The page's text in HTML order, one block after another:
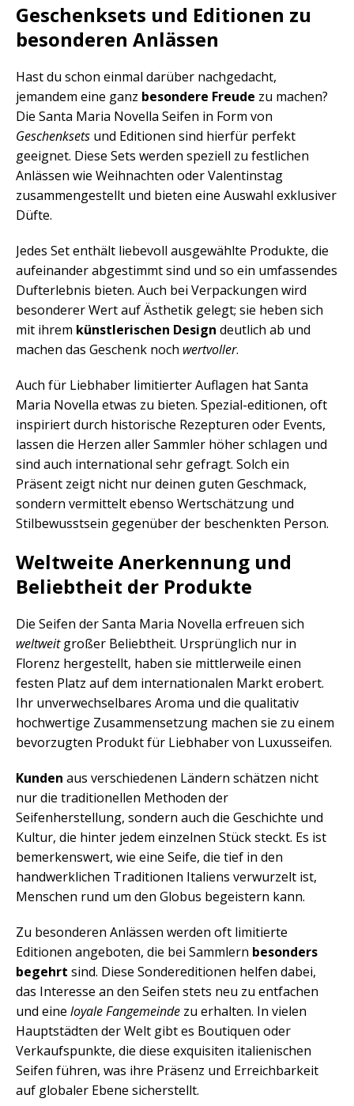
Geschenksets und Editionen zu
besonderen Anlässen
Hast du schon einmal darüber nachgedacht,
jemandem eine ganz besondere Freude zu machen?
Die Santa Maria Novella Seifen in Form von
Geschenksets und Editionen sind hierfür perfekt
geeignet. Diese Sets werden speziell zu festlichen
Anlässen wie Weihnachten oder Valentinstag
zusammengestellt und bieten eine Auswahl exklusiver
Düfte.
Jedes Set enthält liebevoll ausgewählte Produkte, die
aufeinander abgestimmt sind und so ein umfassendes
Dufterlebnis bieten. Auch bei Verpackungen wird
besonderer Wert auf Ästhetik gelegt; sie heben sich
mit ihrem künstlerischen Design deutlich ab und
machen das Geschenk noch wertvoller.
Auch für Liebhaber limitierter Auflagen hat Santa
Maria Novella etwas zu bieten. Spezial-editionen, oft
inspiriert durch historische Rezepturen oder Events,
lassen die Herzen aller Sammler höher schlagen und
sind auch international sehr gefragt. Solch ein
Präsent zeigt nicht nur deinen guten Geschmack,
sondern vermittelt ebenso Wertschätzung und
Stilbewusstsein gegenüber der beschenkten Person.
Weltweite Anerkennung und
Beliebtheit der Produkte
Die Seifen der Santa Maria Novella erfreuen sich
weltweitgroßer Beliebtheit. Ursprünglich nur in
Florenz hergestellt, haben sie mittlerweile einen
festen Platz auf dem internationalen Markt erobert.
Ihr unverwechselbares Aroma und die qualitativ
hochwertige Zusammensetzung machen sie zu einem
bevorzugten Produkt für Liebhaber von Luxusseifen.
Kunden aus verschiedenen Ländern schätzen nicht
nur die traditionellen Methoden der
Seifenherstellung, sondern auch die Geschichte und
Kultur, die hinter jedem einzelnen Stück steckt. Es ist
bemerkenswert, wie eine Seife, die tief in den
handwerklichen Traditionen Italiens verwurzelt ist,
Menschen rund um den Globus begeistern kann.
Zu besonderen Anlässen werden oft limitierte
Editionen angeboten, die bei Sammlern besonders
begehrt sind. Diese Sondereditionen helfen dabei,
das Interesse an den Seifen stets neu zu entfachen
und eine loyale Fangemeinde zu erhalten. In vielen
Hauptstädten der Welt gibt es Boutiquen oder
Verkaufspunkte, die diese exquisiten italienischen
Seifen führen, was ihre Präsenz und Erreichbarkeit
auf globaler Ebene sicherstellt.